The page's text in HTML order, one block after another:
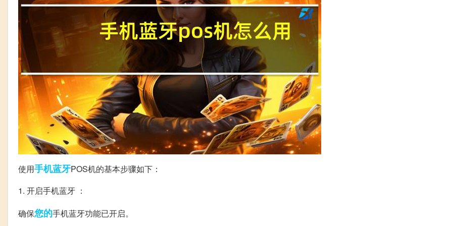
使用手机蓝牙POS机的基本步骤如下：
1. 开启手机蓝牙 ：
确保您的手机蓝牙功能已开启。